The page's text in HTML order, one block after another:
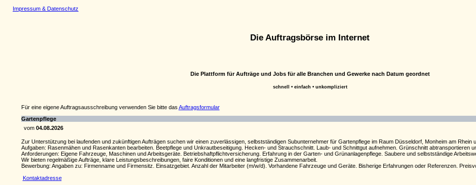
Impressum & Datenschutz
Die Auftragsbörse im Internet
Die Plattform für Aufträge und Jobs für alle Branchen und Gewerke nach Datum geordnet
schnell • einfach • unkompliziert
Für eine eigene Auftragsausschreibung verwenden Sie bitte das Auftragsformular
Gartenpflege
vom 04.08.2026
Zur Unterstützung bei laufenden und zukünftigen Aufträgen suchen wir einen zuverlässigen, selbstständigen Subunternehmer für Gartenpflege im Raum Düsseldorf, Monheim am Rhein
Aufgaben: Rasenmähen und Rasenkanten bearbeiten. Beetpflege und Unkrautbeseitigung. Hecken- und Strauchschnitt. Laub- und Schnittgut aufnehmen. Grünschnitt abtransportieren
Anforderungen: Eigene Fahrzeuge, Maschinen und Arbeitsgeräte. Betriebshaftpflichtversicherung. Erfahrung in der Garten- und Grünanlagenpflege. Saubere und selbstständige
Wir bieten regelmäßige Aufträge, klare Leistungsbeschreibungen, faire Konditionen und eine langfristige Zusammenarbeit.
Bewerbung: Angaben zu: Firmenname und Firmensitz. Einsatzgebiet. Anzahl der Mitarbeiter (m/w/d). Vorhandene Fahrzeuge und Geräte. Bisherige Erfahrungen oder Referenzen.
Kontaktadresse